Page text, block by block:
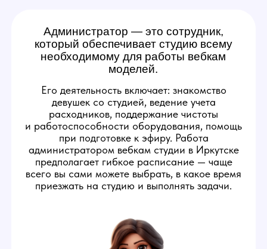
ОБЯЗАННОСТИ
АДМИНИСТРАТОРА